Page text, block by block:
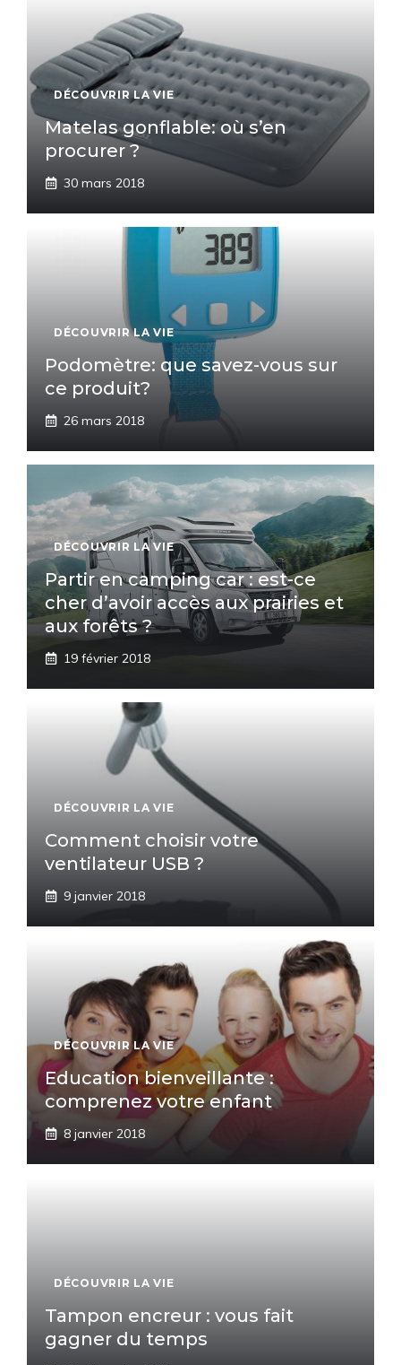
DÉCOUVRIR LA VIE
Matelas gonflable: où s’en
procurer ?
30 mars 2018
DÉCOUVRIR LA VIE
Podomètre: que savez-vous sur
ce produit?
26 mars 2018
DÉCOUVRIR LA VIE
Partir en camping car : est-ce
cher d’avoir accès aux prairies et
aux forêts ?
19 février 2018
DÉCOUVRIR LA VIE
Comment choisir votre
ventilateur USB ?
9 janvier 2018
DÉCOUVRIR LA VIE
Education bienveillante :
comprenez votre enfant
8 janvier 2018
DÉCOUVRIR LA VIE
Tampon encreur : vous fait
gagner du temps